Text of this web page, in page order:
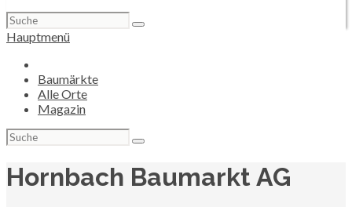
Suchen
nach:
Hauptmenü
Baumärkte
Alle Orte
Magazin
Suchen
nach:
Hornbach Baumarkt AG